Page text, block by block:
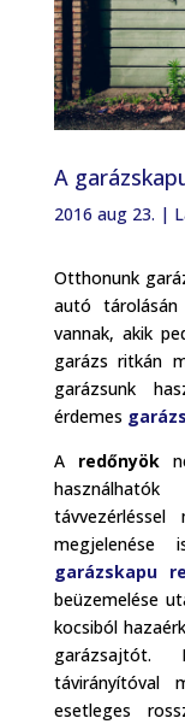
A
2016 aug 23. |
Otthonunk
autó tárolásán
vannak, akik
garázs ritkán
garázsunk
érdemes
A redőnyök
garázskapu
beüzemelése
kocsiból
távirányítóval
esetleges